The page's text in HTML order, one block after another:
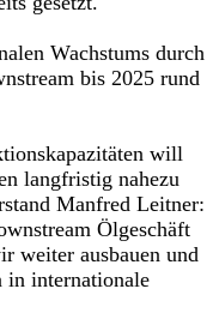
Wachstums durch
bis 2025 rund
will
langfristig nahezu
Manfred Leitner:
Ölgeschäft
weiter ausbauen und
in internationale